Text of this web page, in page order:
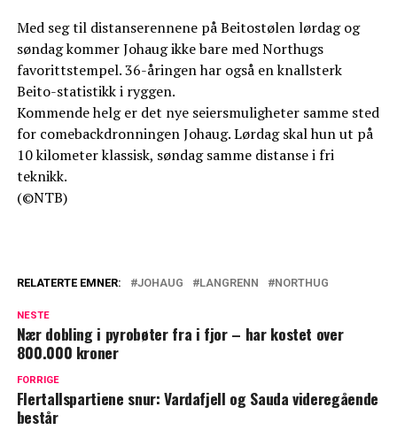
Med seg til distanserennene på Beitostølen lørdag og
søndag kommer Johaug ikke bare med Northugs
favorittstempel. 36-åringen har også en knallsterk
Beito-statistikk i ryggen.
Kommende helg er det nye seiersmuligheter samme sted
for comebackdronningen Johaug. Lørdag skal hun ut på
10 kilometer klassisk, søndag samme distanse i fri
teknikk.
(©NTB)
RELATERTE EMNER: JOHAUG LANGRENN NORTHUG
NESTE
Nær dobling i pyrobøter fra i fjor – har kostet over
800.000 kroner
FORRIGE
Flertallspartiene snur: Vardafjell og Sauda videregående
består